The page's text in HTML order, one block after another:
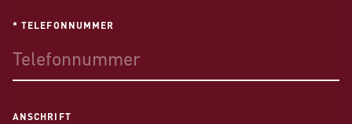
* TELEFONNUMMER
ANSCHRIFT